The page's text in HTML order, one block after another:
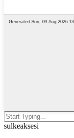
sulkeaksesi